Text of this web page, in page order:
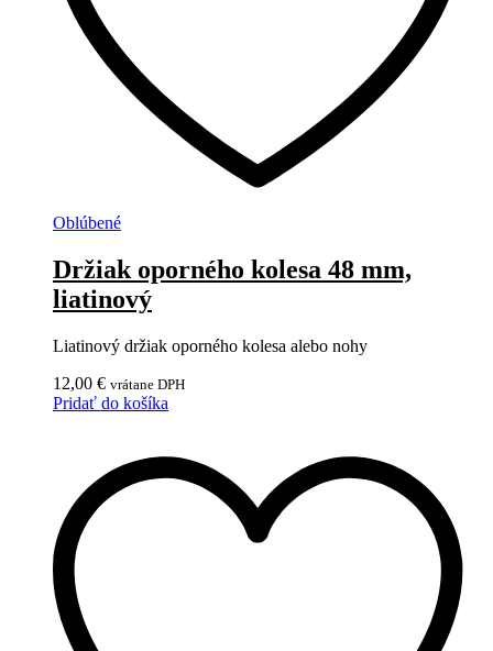
Oblúbené
Držiak oporného kolesa 48 mm,
liatinový
Liatinový držiak oporného kolesa alebo nohy
12,00 € vrátane DPH
Pridať do košíka